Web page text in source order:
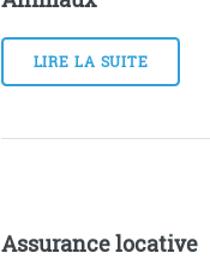
LIRE LA SUITE
Assurance locative